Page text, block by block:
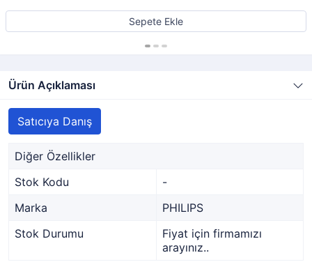
Sepete Ekle
Ürün Açıklaması
Satıcıya Danış
Diğer Özellikler
Stok Kodu
-
Marka
PHILIPS
Stok Durumu
Fiyat için firmamızı
arayınız..